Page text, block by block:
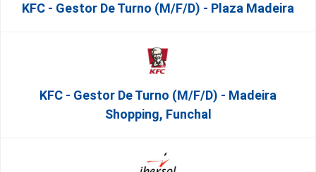
KFC - Gestor De Turno (m/f/d) - Plaza Madeira
KFC - Gestor De Turno (m/f/d) - Madeira
Shopping, Funchal